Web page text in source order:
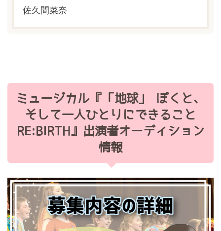
佐久間菜奈
ミュージカル『「地球」 ぼくと、
そして一人ひとりにできること
RE:BIRTH』出演者オーディション
情報